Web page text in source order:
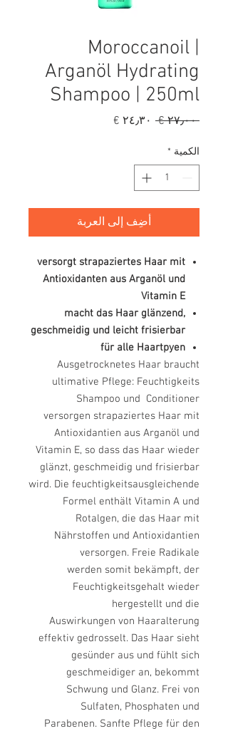
Moroccanoil |
Arganöl Hydrating
Shampoo | 250ml
‏٢٧٫٠٠ €
سعر
سعر
الكمية *
أضِف إلى العربة
versorgt strapaziertes Haar mit
Antioxidanten aus Arganöl und
Vitamin E
macht das Haar glänzend,
geschmeidig und leicht frisierbar
für alle Haartpyen
Ausgetrocknetes Haar braucht
ultimative Pflege: Feuchtigkeits
Shampoo und Conditioner
versorgen strapaziertes Haar mit
Antioxidantien aus Arganöl und
Vitamin E, so dass das Haar wieder
glänzt, geschmeidig und frisierbar
wird. Die feuchtigkeitsausgleichende
Formel enthält Vitamin A und
Rotalgen, die das Haar mit
Nährstoffen und Antioxidantien
versorgen. Freie Radikale
werden somit bekämpft, der
Feuchtigkeitsgehalt wieder
hergestellt und die
Auswirkungen von Haaralterung
effektiv gedrosselt. Das Haar sieht
gesünder aus und fühlt sich
geschmeidiger an, bekommt
Schwung und Glanz. Frei von
Sulfaten, Phosphaten und
Parabenen. Sanfte Pflege für den